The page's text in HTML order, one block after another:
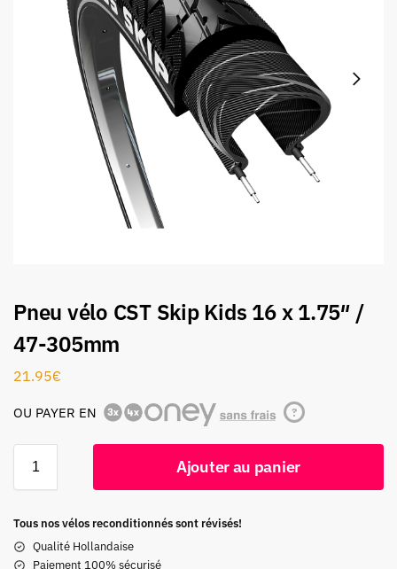
Pneu vélo CST Skip Kids 16 x 1.75″ /
47-305mm
21.95€
OU PAYER EN ?
Ajouter au panier
Tous nos vélos reconditionnés sont révisés!
Qualité Hollandaise
Paiement 100% sécurisé